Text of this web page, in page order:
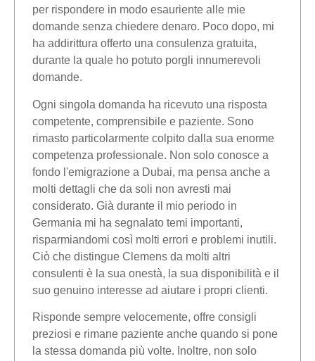
per rispondere in modo esauriente alle mie
domande senza chiedere denaro. Poco dopo, mi
ha addirittura offerto una consulenza gratuita,
durante la quale ho potuto porgli innumerevoli
domande.
Ogni singola domanda ha ricevuto una risposta
competente, comprensibile e paziente. Sono
rimasto particolarmente colpito dalla sua enorme
competenza professionale. Non solo conosce a
fondo l'emigrazione a Dubai, ma pensa anche a
molti dettagli che da soli non avresti mai
considerato. Già durante il mio periodo in
Germania mi ha segnalato temi importanti,
risparmiandomi così molti errori e problemi inutili.
Ciò che distingue Clemens da molti altri
consulenti è la sua onestà, la sua disponibilità e il
suo genuino interesse ad aiutare i propri clienti.
Risponde sempre velocemente, offre consigli
preziosi e rimane paziente anche quando si pone
la stessa domanda più volte. Inoltre, non solo